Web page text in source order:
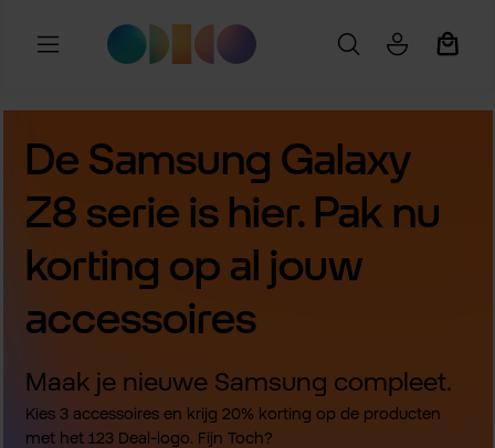
Ga naar de hoofdinhoud
De Samsung Galaxy
Z8 serie is hier. Pak nu
korting op al jouw
accessoires
Maak je nieuwe Samsung compleet.
Kies 3 accessoires en krijg 20% korting op de producten
met het 123 Deal-logo. Fijn Toch?